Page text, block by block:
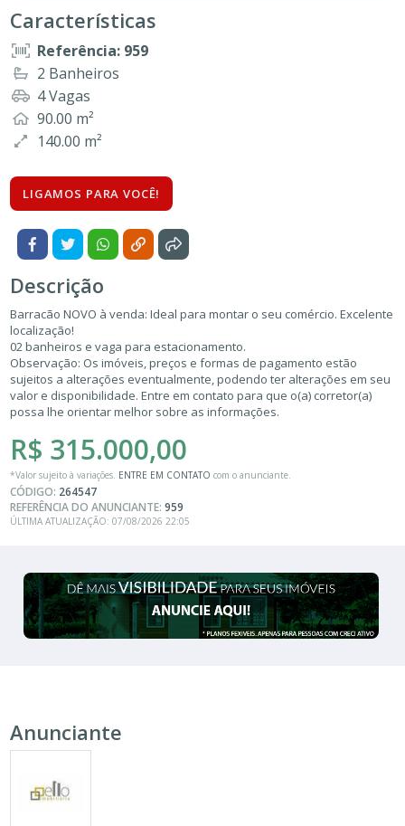
Características
Referência: 959
2 Banheiros
4 Vagas
90.00 m²
140.00 m²
LIGAMOS PARA VOCÊ!
Descrição
Barracão NOVO à venda: Ideal para montar o seu comércio. Excelente
localização!
02 banheiros e vaga para estacionamento.
Observação: Os imóveis, preços e formas de pagamento estão
sujeitos a alterações eventualmente, podendo ter alterações em seu
valor e disponibilidade. Entre em contato para que o(a) corretor(a)
possa lhe orientar melhor sobre as informações.
R$ 315.000,00
*Valor sujeito à variações. ENTRE EM CONTATO com o anunciante.
CÓDIGO: 264547
REFERÊNCIA DO ANUNCIANTE:959
ÚLTIMA ATUALIZAÇÃO: 07/08/2026 22:05
Anunciante